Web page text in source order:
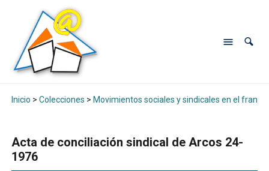
Inicio > Colecciones > Movimientos sociales y sindicales en el
Acta de conciliación sindical de Arcos 24-
1976